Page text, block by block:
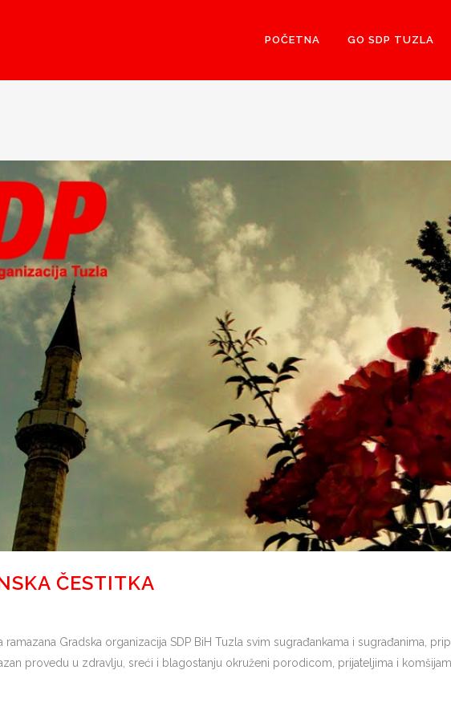
POČETNA GO SDP TUZLA
ČESTITKA
Gradska organizacija SDP BiH Tuzla svim sugrađankama i sugrađanima,
provedu u zdravlju, sreći i blagostanju okruženi porodicom, prijateljima i